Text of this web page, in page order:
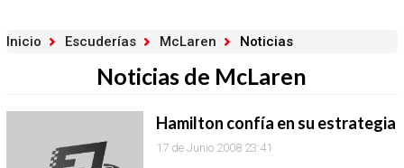
Inicio Escuderías McLaren Noticias
Noticias de McLaren
Hamilton confía en su estrategia
17 de Junio 2008 23:41